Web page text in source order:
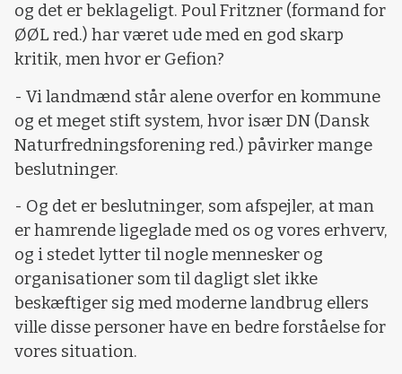
og det er beklageligt. Poul Fritzner (formand for
ØØL red.) har været ude med en god skarp
kritik, men hvor er Gefion?
- Vi landmænd står alene overfor en kommune
og et meget stift system, hvor især DN (Dansk
Naturfredningsforening red.) påvirker mange
beslutninger.
- Og det er beslutninger, som afspejler, at man
er hamrende ligeglade med os og vores erhverv,
og i stedet lytter til nogle mennesker og
organisationer som til dagligt slet ikke
beskæftiger sig med moderne landbrug ellers
ville disse personer have en bedre forståelse for
vores situation.